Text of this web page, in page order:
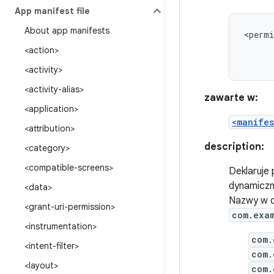
App manifest file
About app manifests
<action>
<activity>
<activity-alias>
<application>
<attribution>
<category>
<compatible-screens>
<data>
<grant-uri-permission>
<instrumentation>
<intent-filter>
<layout>
zawarte w:
description:
Deklaruje
Nazwy w